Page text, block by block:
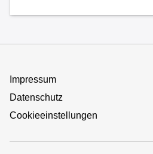
Impressum
Datenschutz
Cookieeinstellungen